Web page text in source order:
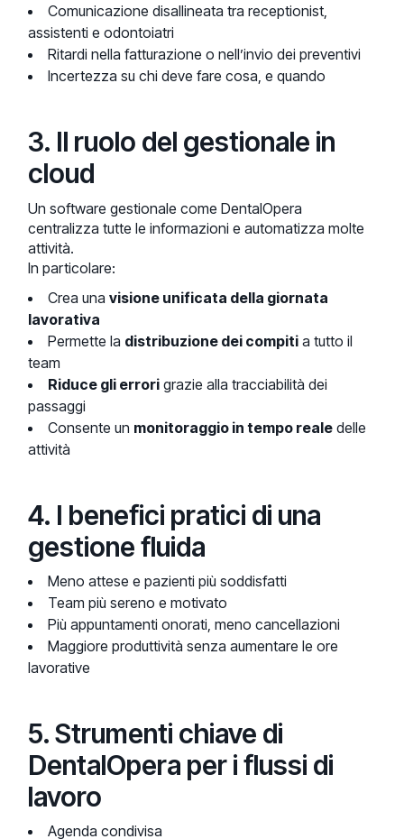
Comunicazione disallineata tra receptionist,
assistenti e odontoiatri
Ritardi nella fatturazione o nell’invio dei preventivi
Incertezza su chi deve fare cosa, e quando
3. Il ruolo del gestionale in
cloud
Un software gestionale come DentalOpera
centralizza tutte le informazioni e automatizza molte
attività.
In particolare:
Crea unavisione unificata della giornata
lavorativa
Permette la distribuzione dei compiti a tutto il
team
Riduce gli errori grazie alla tracciabilità dei
passaggi
Consente un monitoraggio in tempo reale delle
attività
4. I benefici pratici di una
gestione fluida
Meno attese e pazienti più soddisfatti
Team più sereno e motivato
Più appuntamenti onorati, meno cancellazioni
Maggiore produttività senza aumentare le ore
lavorative
5. Strumenti chiave di
DentalOpera per i flussi di
lavoro
Agenda condivisa